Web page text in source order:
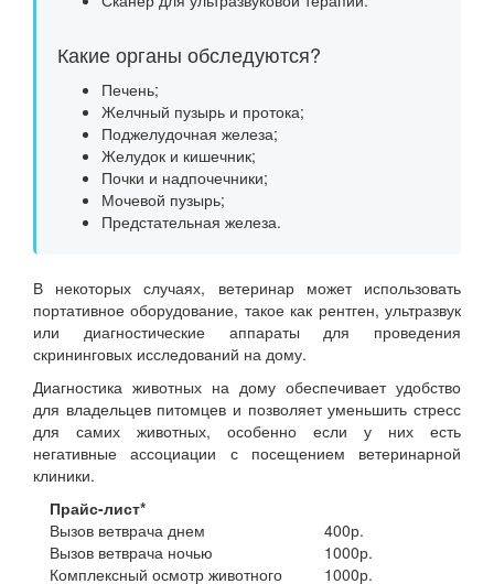
Какие органы обследуются?
Печень;
Желчный пузырь и протока;
Поджелудочная железа;
Желудок и кишечник;
Почки и надпочечники;
Мочевой пузырь;
Предстательная железа.
В некоторых случаях, ветеринар может использовать
портативное оборудование, такое как рентген, ультразвук
или диагностические аппараты для проведения
скрининговых исследований на дому.
Диагностика животных на дому обеспечивает удобство
для владельцев питомцев и позволяет уменьшить стресс
для самих животных, особенно если у них есть
негативные ассоциации с посещением ветеринарной
клиники.
Прайс-лист*
Вызов ветврача днем
400р.
Вызов ветврача ночью
1000р.
Комплексный осмотр животного
1000р.